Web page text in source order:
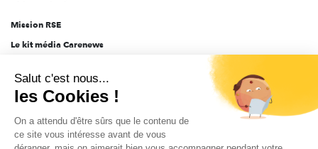
Mission RSE
Le kit média Carenews
AEF info
Novethic
PRODURABLE
Inclusiv Day
Salut c'est nous...
les Cookies !
On a attendu d'être sûrs que le contenu de
ce site vous intéresse avant de vous